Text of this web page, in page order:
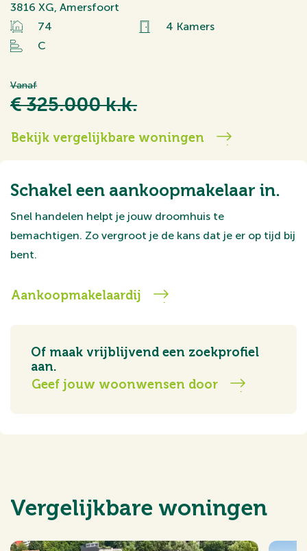
3816 XG, Amersfoort
74
4 Kamers
C
Vanaf
€ 325.000 k.k.
Bekijk vergelijkbare woningen
Schakel een aankoopmakelaar in.
Snel handelen helpt je jouw droomhuis te
bemachtigen. Zo vergroot je de kans dat je er op tijd bij
bent.
Aankoopmakelaardij
Of maak vrijblijvend een zoekprofiel
aan.
Geef jouw woonwensen door
Vergelijkbare woningen